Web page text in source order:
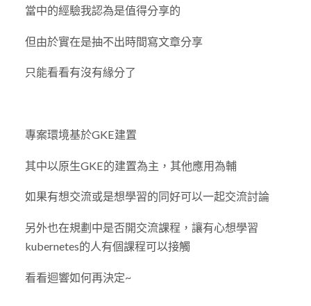
當中的經驗我認為是值得分享的
但由於實在是抽不出時間寫文章分享
只能看看有沒有緣分了
專案環境基於GKE建置
其中以原生GKE的建置為主，其他應用為輔
如果有想交流或是想學習的同好可以一起交流討論
另外也在規劃中是否開交流課程，讓有心想學習
kubernetes的人有個課程可以接觸
看看迴響如何再決定~